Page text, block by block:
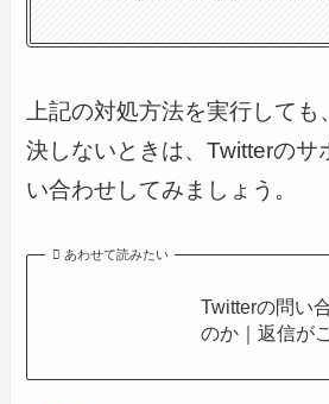
上記の対処方法を実行しても
決しないときは、Twitterのサ
い合わせしてみましょう。
あわせて読みたい
Twitterの問い
のか｜返信が